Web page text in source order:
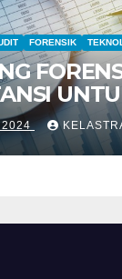
FORENSIK
2024